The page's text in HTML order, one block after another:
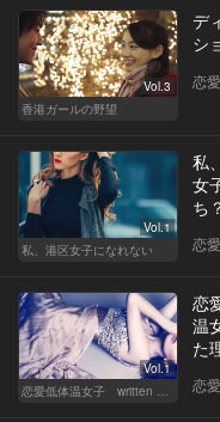
Vol.3
香港ガールの野望
デ
シ
恋愛
Vol.1
私、港区女子になれない
私
女
ち
恋愛
Vol.1
恋
温
た
恋愛